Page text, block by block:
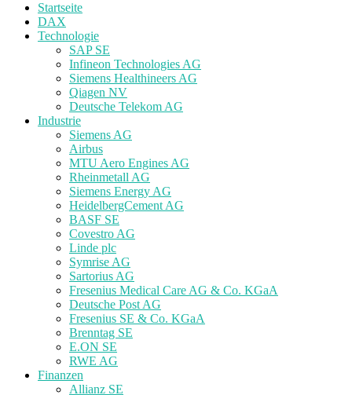
Startseite
DAX
Technologie
SAP SE
Infineon Technologies AG
Siemens Healthineers AG
Qiagen NV
Deutsche Telekom AG
Industrie
Siemens AG
Airbus
MTU Aero Engines AG
Rheinmetall AG
Siemens Energy AG
HeidelbergCement AG
BASF SE
Covestro AG
Linde plc
Symrise AG
Sartorius AG
Fresenius Medical Care AG & Co. KGaA
Deutsche Post AG
Fresenius SE & Co. KGaA
Brenntag SE
E.ON SE
RWE AG
Finanzen
Allianz SE